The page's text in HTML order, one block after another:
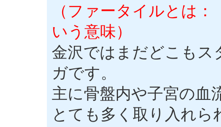
（ファータイルとは
いう意味）
金沢ではまだどこもス
ガです。
主に骨盤内や子宮の血
とても多く取り入れら